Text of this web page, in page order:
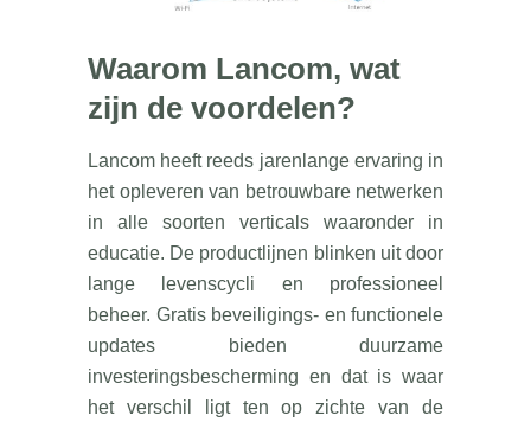
Waarom Lancom, wat
zijn de voordelen?
Lancom heeft reeds jarenlange ervaring in
het opleveren van betrouwbare netwerken
in alle soorten verticals waaronder in
educatie. De productlijnen blinken uit door
lange levenscycli en professioneel
beheer. Gratis beveiligings- en functionele
updates bieden duurzame
investeringsbescherming en dat is waar
het verschil ligt ten op zichte van de